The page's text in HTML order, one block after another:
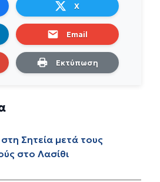
X
Email
Εκτύπωση
Σητεία μετά τους
στο Λασίθι